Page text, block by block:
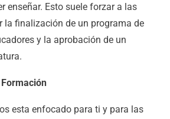
enseñar. Esto suele forzar a las
la finalización de un programa de
y la aprobación de un
esta enfocado para ti y para las